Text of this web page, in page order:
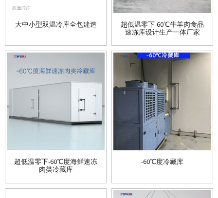
大中小型双温冷库全包建造
超低温零下-60℃牛羊肉食品
速冻库设计生产一体厂家
超低温零下-60℃度海鲜速冻
肉类冷藏库
-60℃度冷藏库